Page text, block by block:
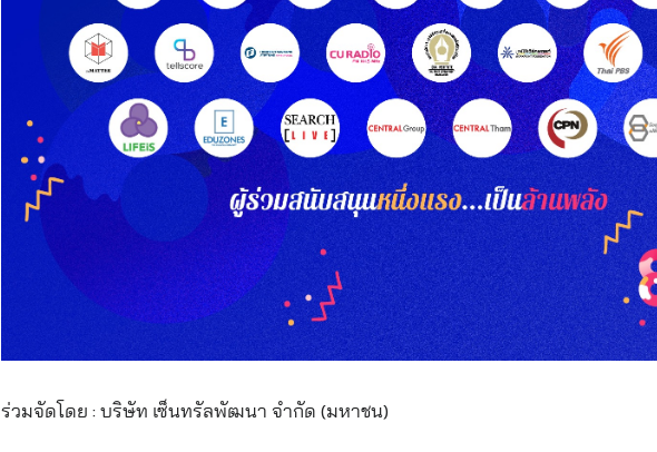
ร่วมจัดโดย : บริษัท เซ็นทรัลพัฒนา จำกัด (มหาชน)